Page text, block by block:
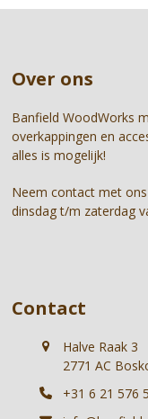
Over ons
Banfield WoodWorks
overkappingen en
alles is mogelijk!
Neem contact met
dinsdag t/m zaterdag
Contact
Halve Raak 3
2771 AC
+31 6 21 576